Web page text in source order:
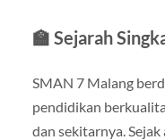
🏫 Sejarah
SMAN 7 Malang
pendidikan
dan sekitarnya.